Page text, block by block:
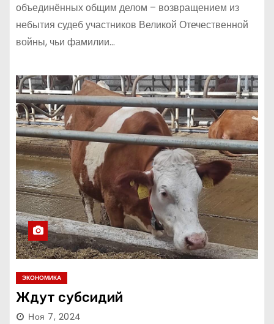
объединённых общим делом – возвращением из
небытия судеб участников Великой Отечественной
войны, чьи фамилии…
ЭКОНОМИКА
Ждут субсидий
Ноя 7, 2024